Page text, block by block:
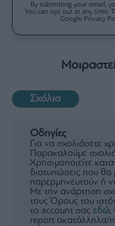
By submitting your email,
You can opt out at any time.
Google Privacy
Σχόλια
Οδηγίες
Για να σχολιάσετε
Παρακαλούμε
Χρησιμοποιείτε
διατυπώσεις που
παρερμηνευτούν ή
Με την ανάρτηση
τους Όρους του
το account σας εδώ,
report ακατάλληλα/